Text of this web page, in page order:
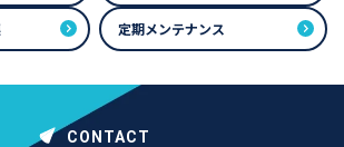
定期メンテナンス
CONTACT